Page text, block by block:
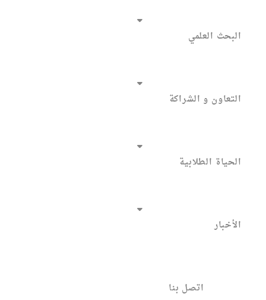
البحث العلمي
التعاون و الشراكة
الحياة الطلابية
الأخبار
اتصل بنا